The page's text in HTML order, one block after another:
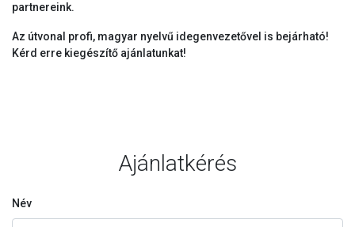
partnereink.
Az útvonal profi, magyar nyelvű idegenvezetővel is bejárható!
Kérd erre kiegészítő ajánlatunkat!
Ajánlatkérés
Név